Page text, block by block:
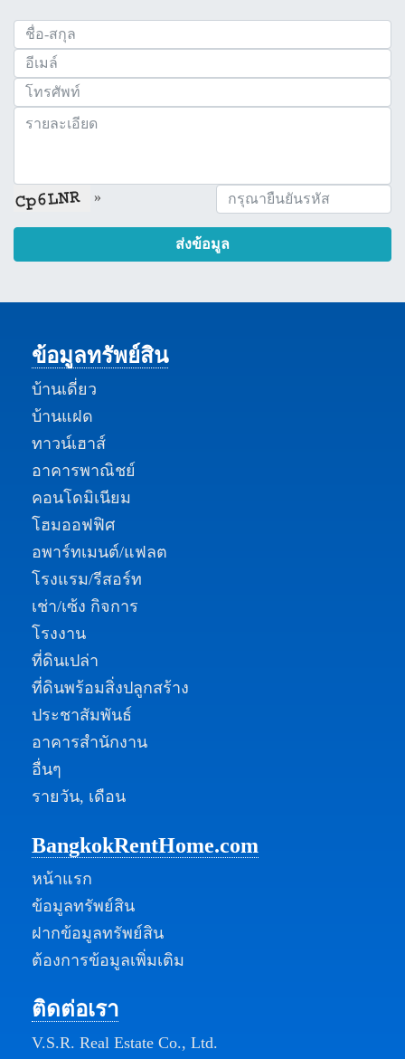
»
ส่งข้อมูล
ข้อมูลทรัพย์สิน
บ้านเดี่ยว
บ้านแฝด
ทาวน์เฮาส์
อาคารพาณิชย์
คอนโดมิเนียม
โฮมออฟฟิศ
อพาร์ทเมนต์/แฟลต
โรงแรม/รีสอร์ท
เช่า/เซ้ง กิจการ
โรงงาน
ที่ดินเปล่า
ที่ดินพร้อมสิ่งปลูกสร้าง
ประชาสัมพันธ์
อาคารสำนักงาน
อื่นๆ
รายวัน, เดือน
BangkokRentHome.com
หน้าแรก
ข้อมูลทรัพย์สิน
ฝากข้อมูลทรัพย์สิน
ต้องการข้อมูลเพิ่มเติม
ติดต่อเรา
V.S.R. Real Estate Co., Ltd.